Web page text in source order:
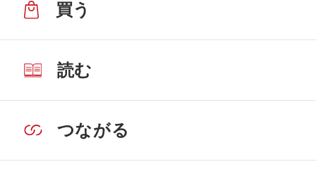
買う
読む
つながる